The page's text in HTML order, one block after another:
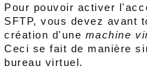
Pour pouvoir activer
SFTP, vous devez avant
création d'une machine
Ceci se fait de manière
bureau virtuel.